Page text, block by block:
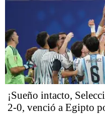
¡Sueño intacto,
2-0, venció a Egipto